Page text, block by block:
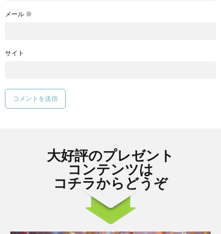
メール ※
サイト
大好評のプレゼント
コンテンツは
コチラからどうぞ